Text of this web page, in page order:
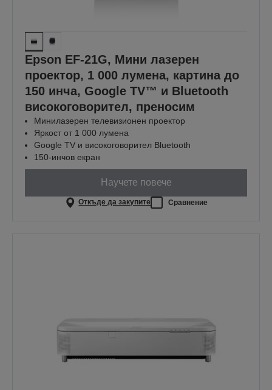
Epson EF-21G, Мини лазерен
проектор, 1 000 лумена, картина до
150 инча, Google TV™ и Bluetooth
високоговорител, преносим
Минилазерен телевизионен проектор
Яркост от 1 000 лумена
Google TV и високоговорител Bluetooth
150-инчов екран
Научете повече
Откъде да закупите Сравнение